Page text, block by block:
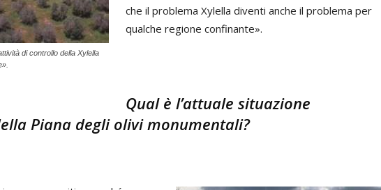
di controllo della Xylella
che il problema Xylella diventi anche il problema per
qualche regione confinante».
Qual è l’attuale situazione
Piana degli olivi monumentali?